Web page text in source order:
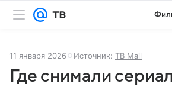
11 января 2026 Источник: ТВ Mail
Где снимали сериал